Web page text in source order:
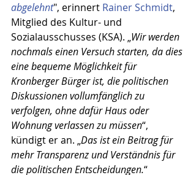
abgelehnt", erinnert Rainer Schmidt,
Mitglied des Kultur- und
Sozialausschusses (KSA). „Wir werden
nochmals einen Versuch starten, da dies
eine bequeme Möglichkeit für
Kronberger Bürger ist, die politischen
Diskussionen vollumfänglich zu
verfolgen, ohne dafür Haus oder
Wohnung verlassen zu müssen“,
kündigt er an. „Das ist ein Beitrag für
mehr Transparenz und Verständnis für
die politischen Entscheidungen.“